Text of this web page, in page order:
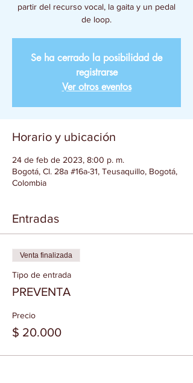
partir del recurso vocal, la gaita y un pedal
de loop.
Se ha cerrado la posibilidad de
registrarse
Ver otros eventos
Horario y ubicación
24 de feb de 2023, 8:00 p. m.
Bogotá, Cl. 28a #16a-31, Teusaquillo, Bogotá,
Colombia
Entradas
Venta finalizada
Tipo de entrada
PREVENTA
Precio
$ 20.000